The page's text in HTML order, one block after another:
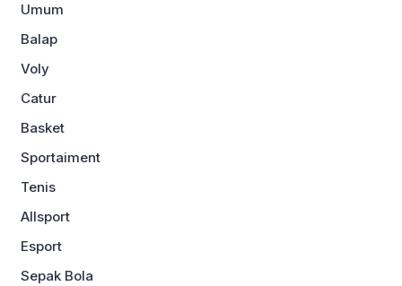
Umum
Balap
Voly
Catur
Basket
Sportaiment
Tenis
Allsport
Esport
Sepak Bola